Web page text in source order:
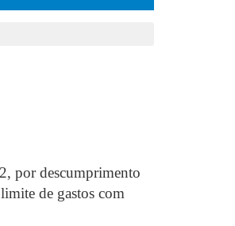
por descumprimento
de gastos com